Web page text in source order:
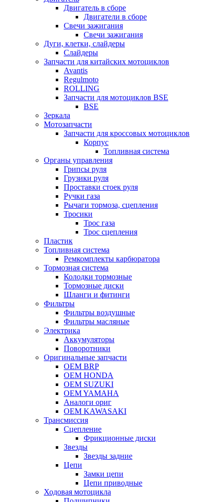
Двигатель в сборе
Двигатели в сборе
Свечи зажигания
Свечи зажигания
Дуги, клетки, слайдеры
Слайдеры
Запчасти для китайских мотоциклов
Avantis
Regulmoto
ROLLING
Запчасти для мотоциклов BSE
BSE
Зеркала
Мотозапчасти
Запчасти для кроссовых мотоциклов
Корпус
Топливная система
Органы управления
Грипсы руля
Грузики руля
Проставки стоек руля
Ручки газа
Рычаги тормоза, сцепления
Тросики
Трос газа
Трос сцепления
Пластик
Топливная система
Ремкомплекты карбюратора
Тормозная система
Колодки тормозные
Тормозные диски
Шланги и фитинги
Фильтры
Фильтры воздушные
Фильтры масляные
Электрика
Аккумуляторы
Поворотники
Оригинальные запчасти
OEM BRP
OEM HONDA
OEM SUZUKI
OEM YAMAHA
Аналоги ориг
OEM KAWASAKI
Трансмиссия
Cцепление
Фрикционные диски
Звезды
Звезды задние
Цепи
Замки цепи
Цепи приводные
Ходовая мотоцикла